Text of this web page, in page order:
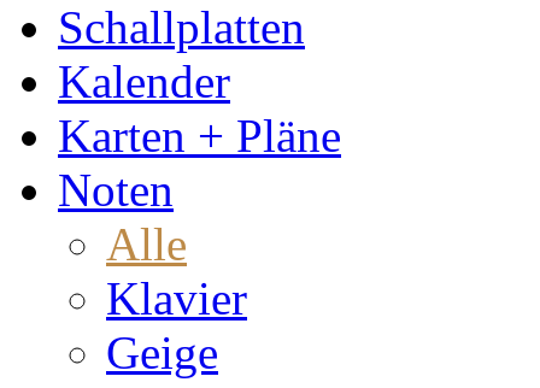
Schallplatten
Kalender
Karten + Pläne
Noten
Alle
Klavier
Geige